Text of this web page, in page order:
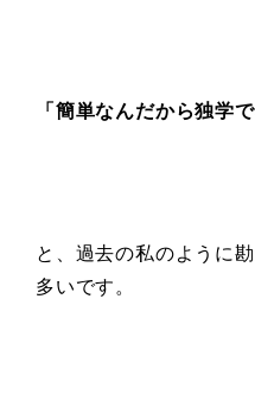
「簡単なんだから独学
と、過去の私のように
多いです。